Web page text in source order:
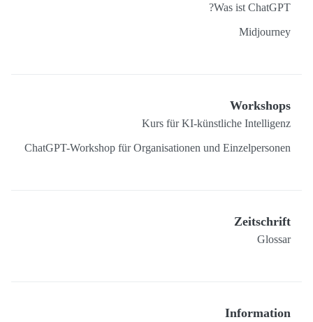
Was ist ChatGPT?
Midjourney
Workshops
Kurs für KI-künstliche Intelligenz
ChatGPT-Workshop für Organisationen und Einzelpersonen
Zeitschrift
Glossar
Information